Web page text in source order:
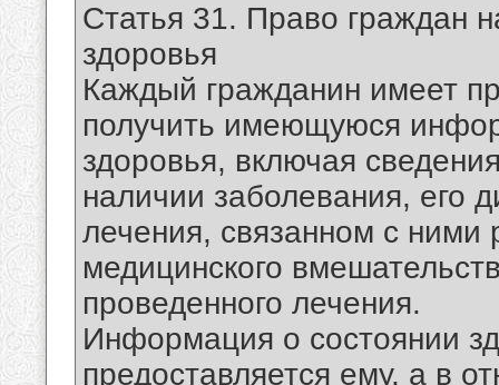
Статья 31. Право граждан
здоровья
Каждый гражданин имеет
получить имеющуюся
здоровья, включая
наличии заболевания, его
лечения, связанном с ними
медицинского
проведенного лечения.
Информация о состоянии
предоставляется ему, а в